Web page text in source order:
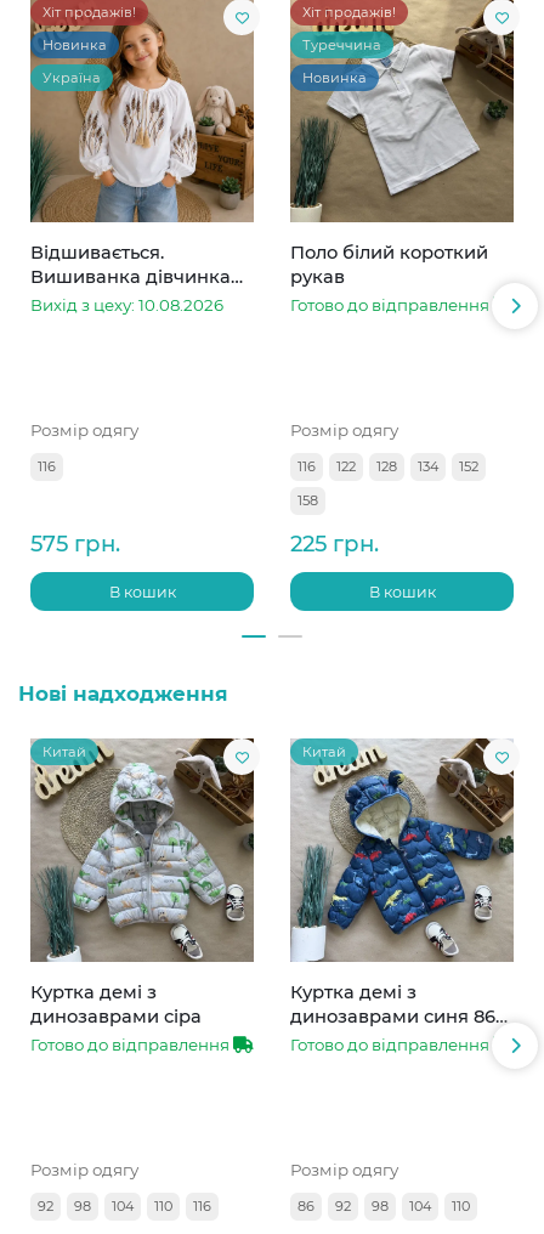
Хіт продажів!
Новинка
Україна
Відшивається.
Вишиванка дівчинка
колоски
Вихід з цеху: 10.08.2026
Розмір одягу
116
575 грн.
В кошик
Хіт продажів!
Туреччина
Новинка
Поло білий короткий
рукав
Готово до відправлення
Розмір одягу
116 122 128 134
152
158
225 грн.
В кошик
Нові надходження
Китай
Куртка демі з
динозаврами сіра
Готово до відправлення
Розмір одягу
92 98 104 110 116
Китай
Куртка демі з
динозаврами синя 86-
110
Готово до відправлення
Розмір одягу
86 92 98 104 110